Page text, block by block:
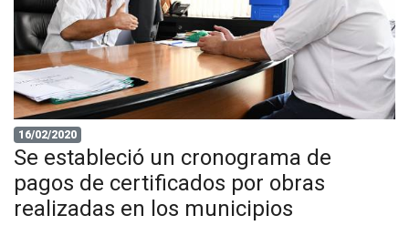
16/02/2020
Se estableció un cronograma de
pagos de certificados por obras
realizadas en los municipios